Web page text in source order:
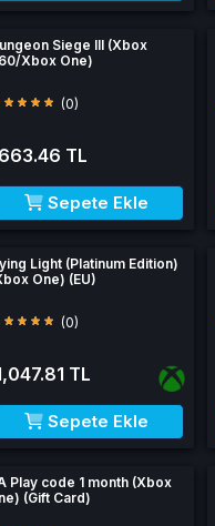
Siege III (Xbox
Xbox One)
(0)
663.46 TL
Sepete Ekle
Light (Platinum Edition)
One) (EU)
(0)
TL
Sepete Ekle
Play code 1 month (Xbox
(Gift Card)